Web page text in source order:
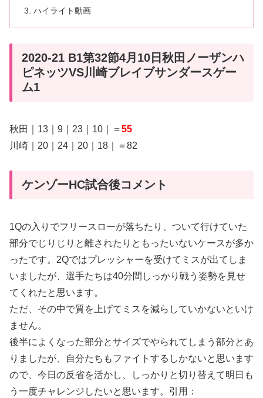
ハイライト動画
2020-21 B1第32節4月10日秋田ノーザンハ
ピネッツVS川崎ブレイブサンダースゲー
ム1
秋田｜13｜9｜23｜10｜＝ 55
川崎｜20｜24｜20｜18｜＝82
ケンゾーHC試合後コメント
1Qの入りでフリースローが落ちたり、ついて行けていた
部分でじりじりと離されたりともったいないケースが多か
ったです。2Qではプレッシャーを受けてミスが出てしま
いましたが、選手たちは40分間しっかり戦う姿勢を見せ
てくれたと思います。
ただ、その中で質を上げてミスを減らしていかないといけ
ません。
後半によくなった部分とサイズでやられてしまう部分とあ
りましたが、自分たちもファイトするしかないと思います
ので、今日の反省を活かし、しっかりと切り替えて明日も
う一度チャレンジしたいと思います。引用：